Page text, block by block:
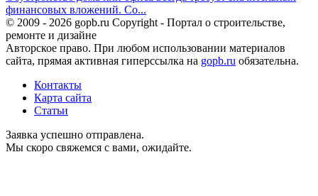
финансовых вложений. Со...
© 2009 - 2026 gopb.ru Copyright - Портал о строительстве,
ремонте и дизайне
Авторское право. При любом использовании материалов
сайта, прямая активная гиперссылка на gopb.ru обязательна.
Контакты
Карта сайта
Статьи
Заявка успешно отправлена.
Мы скоро свяжемся с вами, ожидайте.